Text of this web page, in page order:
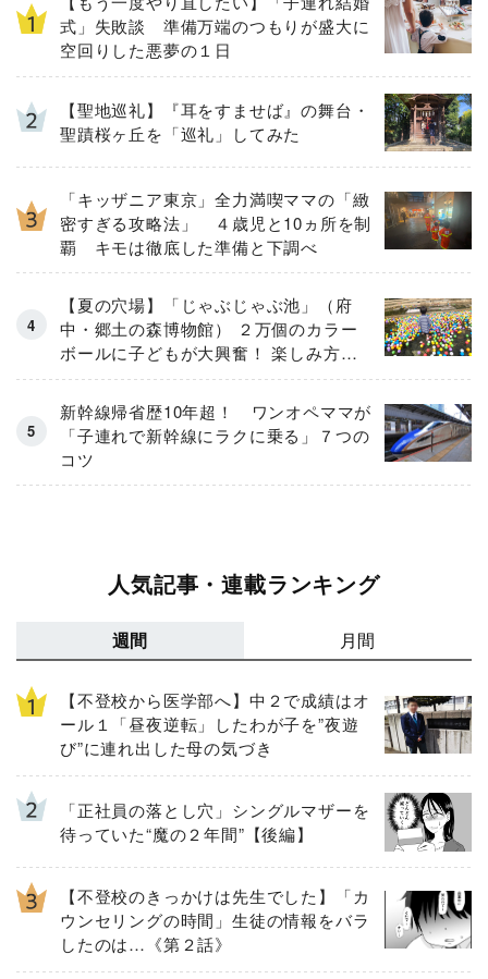
式」失敗談 準備万端のつもりが盛大に
空回りした悪夢の１日
【聖地巡礼】『耳をすませば』の舞台・
聖蹟桜ヶ丘を「巡礼」してみた
「キッザニア東京」全力満喫ママの「緻
密すぎる攻略法」 ４歳児と10ヵ所を制
覇 キモは徹底した準備と下調べ
【夏の穴場】「じゃぶじゃぶ池」（府
中・郷土の森博物館） ２万個のカラー
ボールに子どもが大興奮！ 楽しみ方と
注意点をルポ
新幹線帰省歴10年超！ ワンオペママが
「子連れで新幹線にラクに乗る」７つの
コツ
人気記事・連載ランキング
週間 月間
【不登校から医学部へ】中２で成績はオ
ール１「昼夜逆転」したわが子を”夜遊
び”に連れ出した母の気づき
「正社員の落とし穴」シングルマザーを
待っていた“魔の２年間”【後編】
【不登校のきっかけは先生でした】「カ
ウンセリングの時間」生徒の情報をバラ
したのは…《第２話》